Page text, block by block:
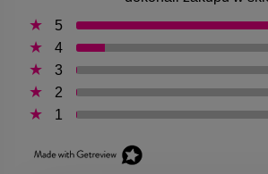
5
4
3
2
1